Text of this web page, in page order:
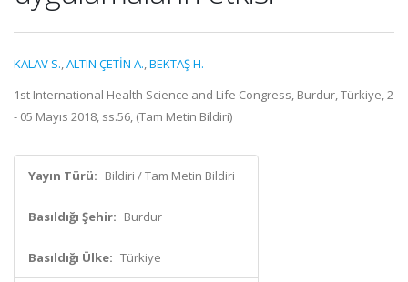
KALAV S.,ALTIN ÇETİN A.,BEKTAŞ H.
1st International Health Science and Life Congress, Burdur, Türkiye, 2
- 05 Mayıs 2018, ss.56, (Tam Metin Bildiri)
Yayın Türü: Bildiri / Tam Metin Bildiri
Basıldığı Şehir: Burdur
Basıldığı Ülke: Türkiye